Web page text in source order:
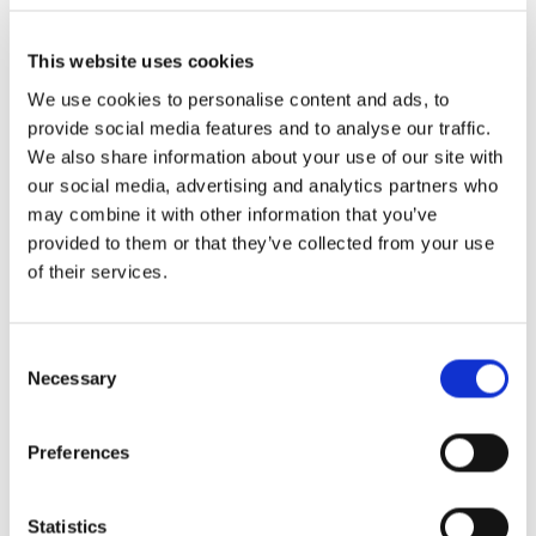
This website uses cookies
We use cookies to personalise content and ads, to
provide social media features and to analyse our traffic.
We also share information about your use of our site with
our social media, advertising and analytics partners who
may combine it with other information that you’ve
provided to them or that they’ve collected from your use
of their services.
Selection
Necessary
Preferences
Statistics
-Det er en god måte å unngå matsvinn på! Det er
veldig sjelden at noe fra hagen vår går til spille. Når vi
har grønnsaker og urter til overs i hagen, tar vi vare på
dem til en senere sesong, sier han.
For Nicolai Nørregaard er det å unngå matsvinn en
naturlig del av kokkeyrket. Det er både en rasjonell